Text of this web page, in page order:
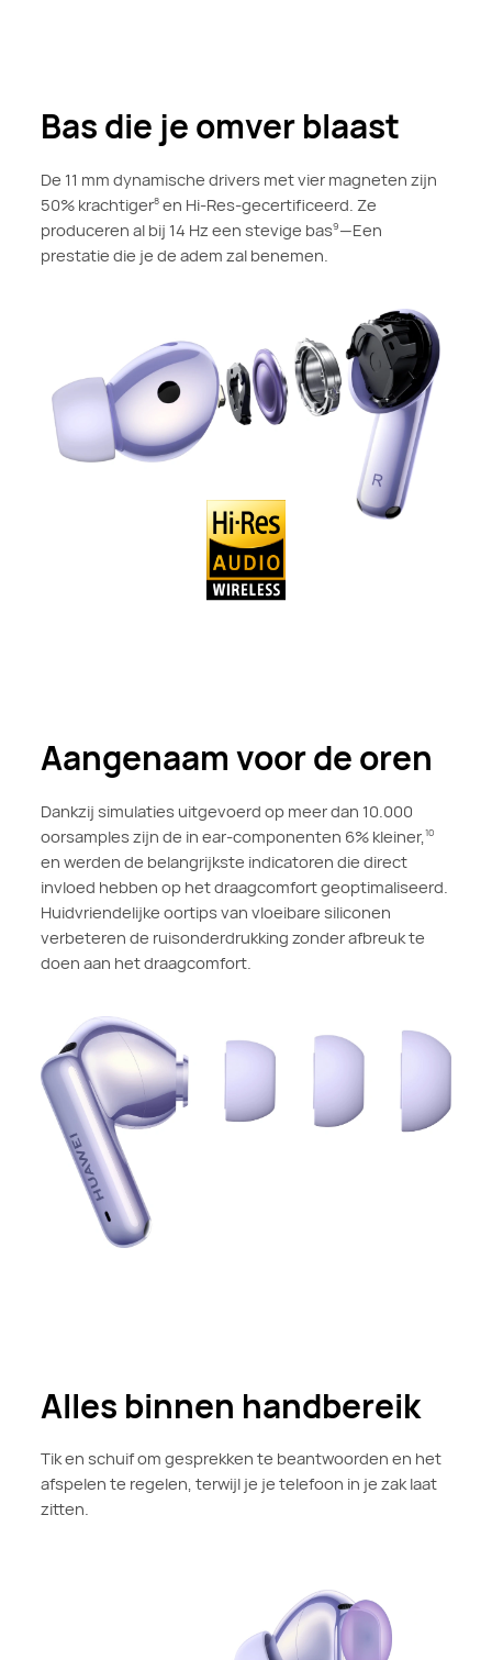
Bas die je omver blaast
De 11 mm dynamische drivers met vier magneten zijn
50% krachtiger8 en Hi-Res-gecertificeerd. Ze
produceren al bij 14 Hz een stevige bas9—Een
prestatie die je de adem zal benemen.
Aangenaam voor de oren
Dankzij simulaties uitgevoerd op meer dan 10.000
oorsamples zijn de in ear-componenten 6% kleiner,10
en werden de belangrijkste indicatoren die direct
invloed hebben op het draagcomfort geoptimaliseerd.
Huidvriendelijke oortips van vloeibare siliconen
verbeteren de ruisonderdrukking zonder afbreuk te
doen aan het draagcomfort.
Alles binnen handbereik
Tik en schuif om gesprekken te beantwoorden en het
afspelen te regelen, terwijl je je telefoon in je zak laat
zitten.